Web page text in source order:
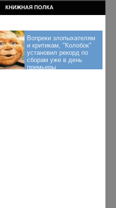
КНИЖНАЯ ПОЛКА
Вопреки злопыхателям
и критикам, "Колобок"
установил рекорд по
сборам уже в день
премьеры